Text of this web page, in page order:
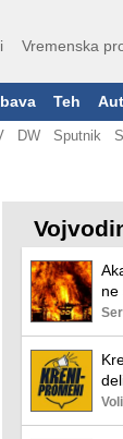
Vremenska
Teh
DW Sputnik
ne